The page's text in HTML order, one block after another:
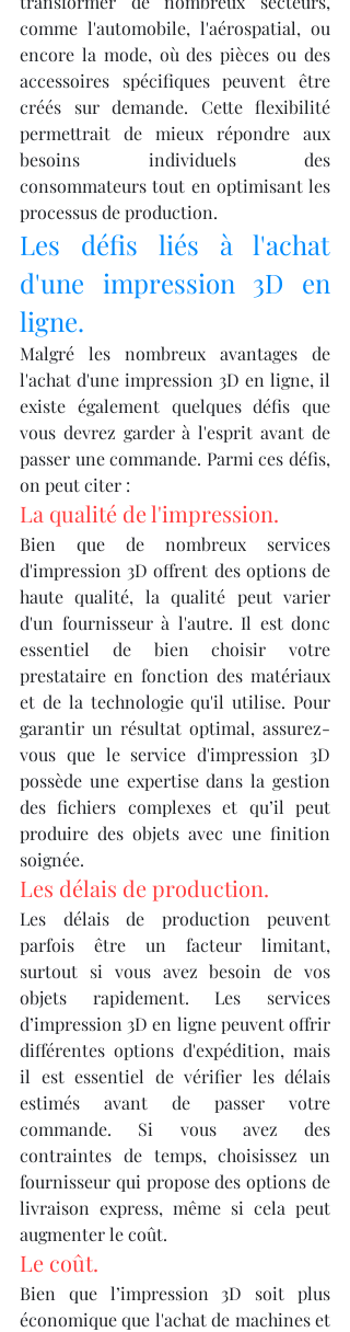
comme l'automobile, l'aérospatial, ou
encore la mode, où des pièces ou des
accessoires spécifiques peuvent être
créés sur demande. Cette flexibilité
permettrait de mieux répondre aux
besoins individuels des
consommateurs tout en optimisant les
processus de production.
Les défis liés à l'achat
d'une impression 3D en
ligne.
Malgré les nombreux avantages de
l'achat d'une impression 3D en ligne, il
existe également quelques défis que
vous devrez garder à l'esprit avant de
passer une commande. Parmi ces défis,
on peut citer :
La qualité de l'impression.
Bien que de nombreux services
d'impression 3D offrent des options de
haute qualité, la qualité peut varier
d'un fournisseur à l'autre. Il est donc
essentiel de bien choisir votre
prestataire en fonction des matériaux
et de la technologie qu'il utilise. Pour
garantir un résultat optimal, assurez-
vous que le service d'impression 3D
possède une expertise dans la gestion
des fichiers complexes et qu’il peut
produire des objets avec une finition
soignée.
Les délais de production.
Les délais de production peuvent
parfois être un facteur limitant,
surtout si vous avez besoin de vos
objets rapidement. Les services
d’impression 3D en ligne peuvent offrir
différentes options d'expédition, mais
il est essentiel de vérifier les délais
estimés avant de passer votre
commande. Si vous avez des
contraintes de temps, choisissez un
fournisseur qui propose des options de
livraison express, même si cela peut
augmenter le coût.
Le coût.
Bien que l’impression 3D soit plus
économique que l'achat de machines et